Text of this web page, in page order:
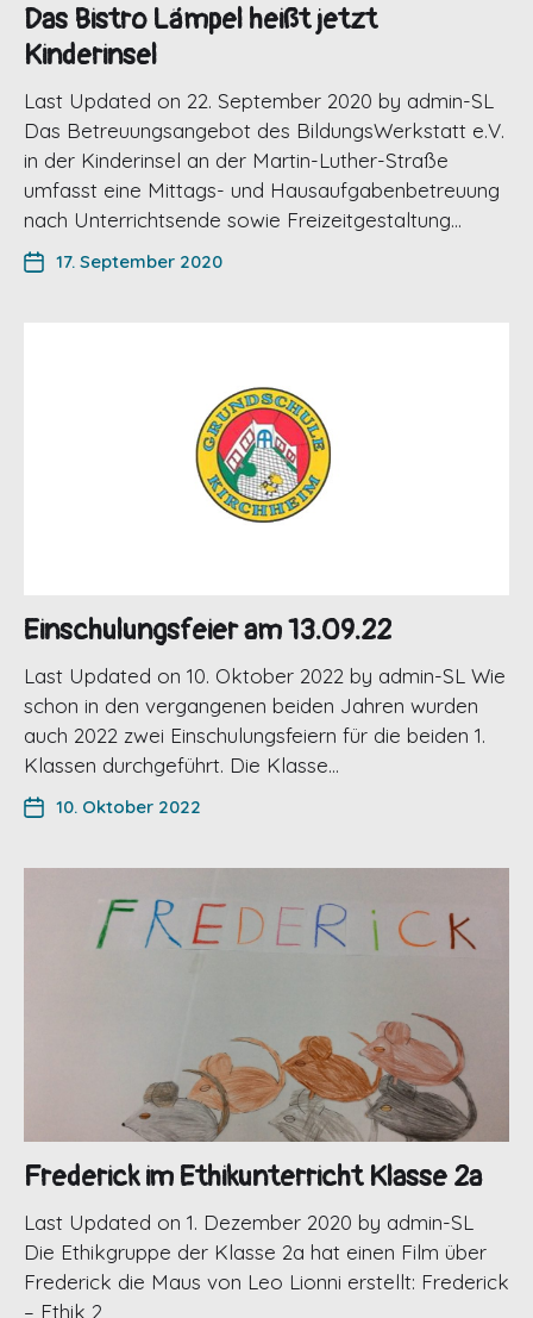
Das Bistro Lämpel heißt jetzt
Kinderinsel
Last Updated on 22. September 2020 by admin-SL
Das Betreuungsangebot des BildungsWerkstatt e.V.
in der Kinderinsel an der Martin-Luther-Straße
umfasst eine Mittags- und Hausaufgabenbetreuung
nach Unterrichtsende sowie Freizeitgestaltung…
17. September 2020
Einschulungsfeier am 13.09.22
Last Updated on 10. Oktober 2022 by admin-SL Wie
schon in den vergangenen beiden Jahren wurden
auch 2022 zwei Einschulungsfeiern für die beiden 1.
Klassen durchgeführt. Die Klasse…
10. Oktober 2022
Frederick im Ethikunterricht Klasse 2a
Last Updated on 1. Dezember 2020 by admin-SL
Die Ethikgruppe der Klasse 2a hat einen Film über
Frederick die Maus von Leo Lionni erstellt: Frederick
– Ethik 2